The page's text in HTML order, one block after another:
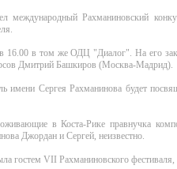
международный Рахманиновский
16.00 в том же ОДЦ "Диалог". На его
Дмитрий Башкиров (Москва-Мадрид).
имени Сергея Рахманинова будет
в Коста-Рике правнучка
Джордан и Сергей, неизвестно.
гостем VII Рахманиновского фестиваля,